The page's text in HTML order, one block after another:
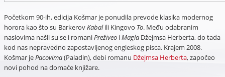
Početkom 90-ih, edicija Košmar je ponudila prevode klasika modernog
horora kao što su BarkerovKabalili Kingovo To. Među odabranim
naslovima našli su se i romaniPreživeoiMaglaDžejmsa Herberta, do tada
kod nas nepravedno zapostavljenog engleskog pisca. Krajem 2008.
Košmar jePacovima(Paladin), debi romanu Džejmsa Herberta, započeo
novi pohod na domaće knjižare.